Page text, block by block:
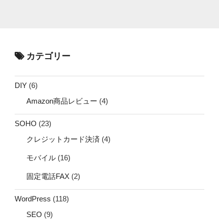
カテゴリー
DIY (6)
Amazon商品レビュー (4)
SOHO (23)
クレジットカード決済 (4)
モバイル (16)
固定電話FAX (2)
WordPress (118)
SEO (9)